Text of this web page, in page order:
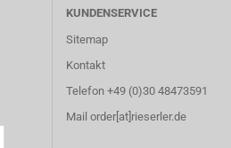
KUNDENSERVICE
Sitemap
Kontakt
Telefon +49 (0)30 48473591
Mail order[at]rieserler.de